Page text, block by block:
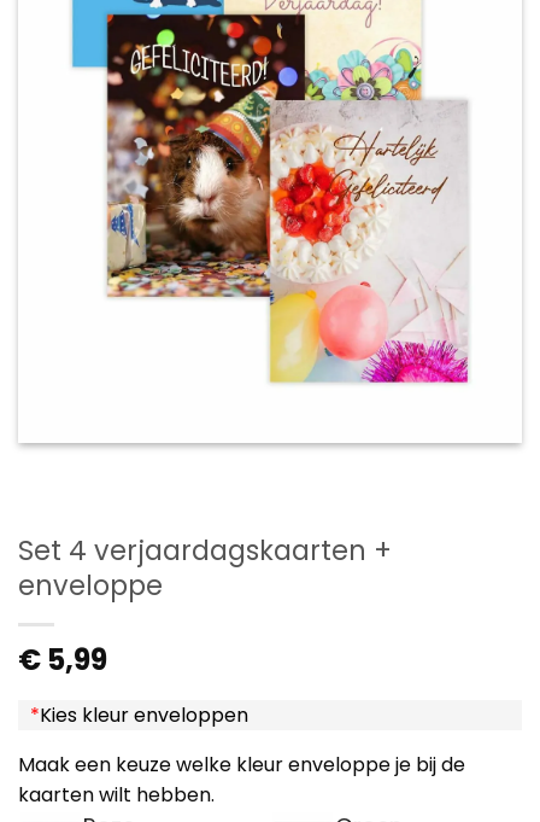
Set 4 verjaardagskaarten +
enveloppe
€ 5,99
*Kies kleur enveloppen
Maak een keuze welke kleur enveloppe je bij de
kaarten wilt hebben.